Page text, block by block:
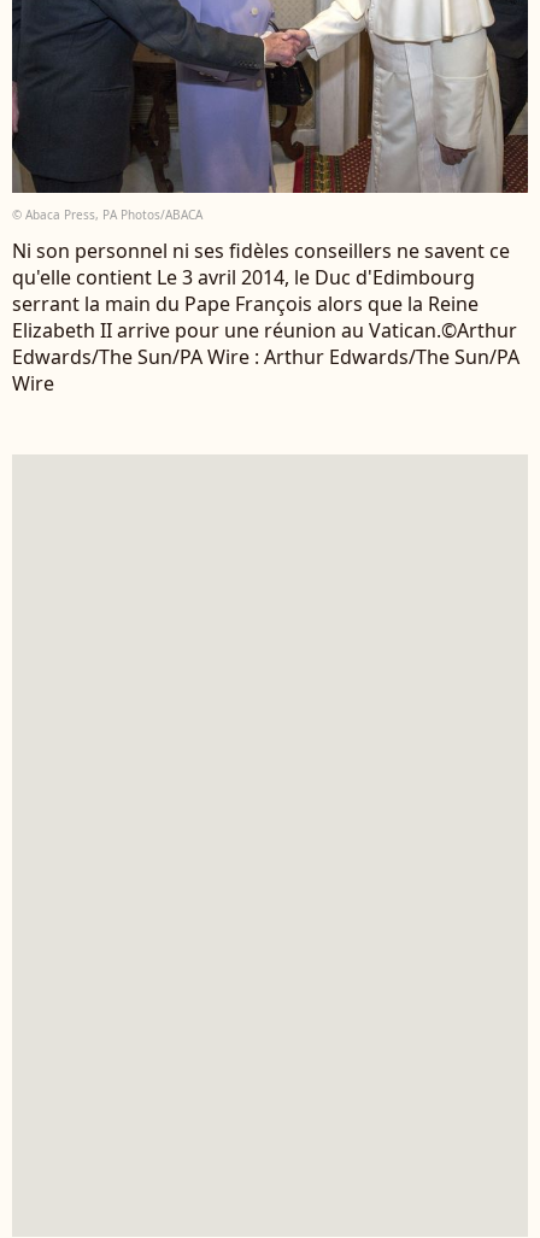
© Abaca Press, PA Photos/ABACA
Ni son personnel ni ses fidèles conseillers ne savent ce
qu'elle contient Le 3 avril 2014, le Duc d'Edimbourg
serrant la main du Pape François alors que la Reine
Elizabeth II arrive pour une réunion au Vatican.©Arthur
Edwards/The Sun/PA Wire : Arthur Edwards/The Sun/PA
Wire